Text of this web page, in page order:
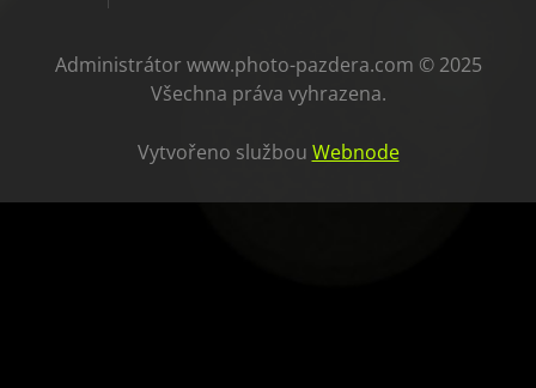
Administrátor www.photo-pazdera.com © 2025
Všechna práva vyhrazena.
Vytvořeno službou Webnode